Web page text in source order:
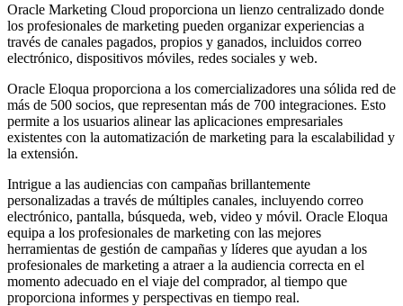
Oracle Marketing Cloud proporciona un lienzo centralizado donde
los profesionales de marketing pueden organizar experiencias a
través de canales pagados, propios y ganados, incluidos correo
electrónico, dispositivos móviles, redes sociales y web.
Oracle Eloqua proporciona a los comercializadores una sólida red de
más de 500 socios, que representan más de 700 integraciones. Esto
permite a los usuarios alinear las aplicaciones empresariales
existentes con la automatización de marketing para la escalabilidad y
la extensión.
Intrigue a las audiencias con campañas brillantemente
personalizadas a través de múltiples canales, incluyendo correo
electrónico, pantalla, búsqueda, web, video y móvil. Oracle Eloqua
equipa a los profesionales de marketing con las mejores
herramientas de gestión de campañas y líderes que ayudan a los
profesionales de marketing a atraer a la audiencia correcta en el
momento adecuado en el viaje del comprador, al tiempo que
proporciona informes y perspectivas en tiempo real.